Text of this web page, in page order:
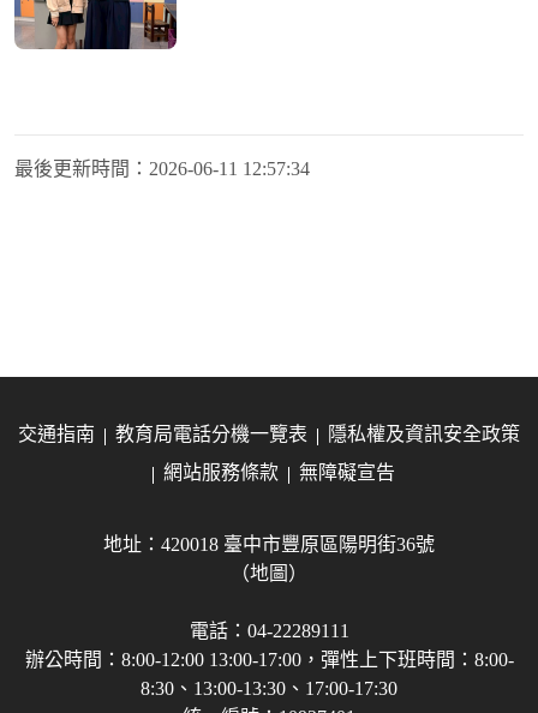
最後更新時間： 2026-06-11 12:57:34
交通指南 教育局電話分機一覽表
隱私權及資訊安全政策
網站服務條款
無障礙宣告
地址：420018 臺中市豐原區陽明街36號
（地圖）
電話：04-22289111
辦公時間：8:00-12:00 13:00-17:00，彈性上下班時間：8:00-
8:30、13:00-13:30、17:00-17:30